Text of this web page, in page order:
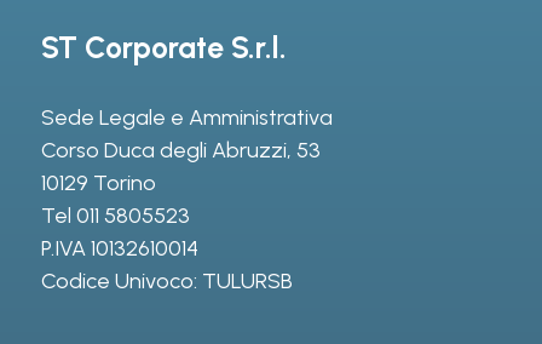
ST Corporate S.r.l.
Sede Legale e Amministrativa
Corso Duca degli Abruzzi, 53
10129 Torino
Tel 011 5805523
P.IVA 10132610014
Codice Univoco: TULURSB